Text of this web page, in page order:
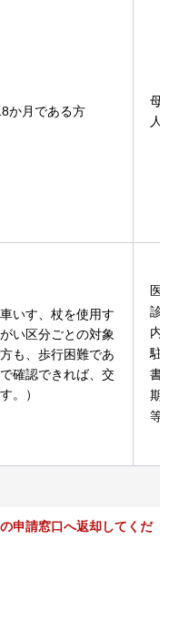
か月である方
母
人
いす、杖を使用す
い区分ごとの対象
も、歩行困難であ
確認できれば、交
。）
医
診
内
駐
書
期
等
申請窓口へ返却してくだ